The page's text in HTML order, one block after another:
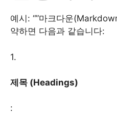
예시: “”마크다운
약하면 다음과 같습니다:
1.
제목 (Headings)
: